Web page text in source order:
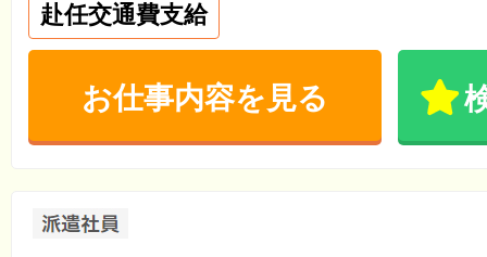
赴任交通費支給
お仕事内容を見る